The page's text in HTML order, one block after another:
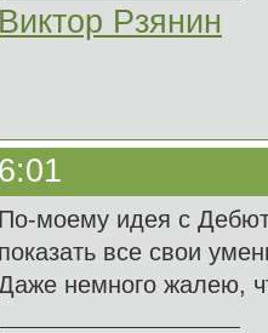
Виктор Рзянин
По-моему идея с
показать все свои
немного жалею,